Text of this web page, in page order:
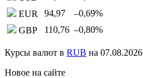
EUR
94,97 –0,69%
GBP
110,76 –0,80%
Курсы валют в RUB на 07.08.2026
Новое на сайте